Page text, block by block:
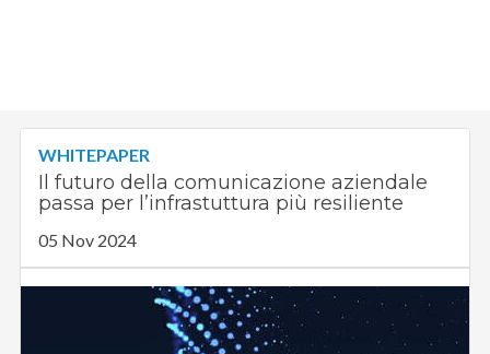
WHITEPAPER
Il futuro della comunicazione aziendale
passa per l’infrastuttura più resiliente
05 Nov 2024